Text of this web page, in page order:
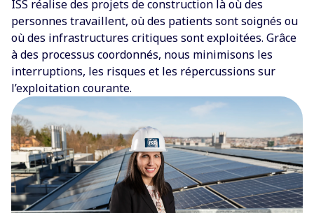
ISS réalise des projets de construction là où des
personnes travaillent, où des patients sont soignés ou
où des infrastructures critiques sont exploitées. Grâce
à des processus coordonnés, nous minimisons les
interruptions, les risques et les répercussions sur
l’exploitation courante.